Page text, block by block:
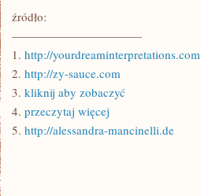
źródło:
———————————
1. http://yourdreaminterpretations.com
2. http://zy-sauce.com
3. kliknij aby zobaczyć
4. przeczytaj więcej
5. http://alessandra-mancinelli.de